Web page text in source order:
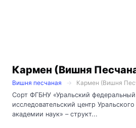
Кармен (Вишня
Вишня песчаная
Кармен (Вишня
Сорт ФГБНУ «Уральский
исследовательский центр
академии наук» – структ...